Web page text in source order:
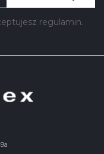
regulamin.